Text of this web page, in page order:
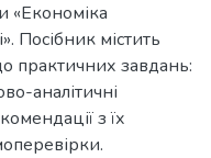
«Економіка
Посібник містить
практичних завдань:
аналітичні
з їх